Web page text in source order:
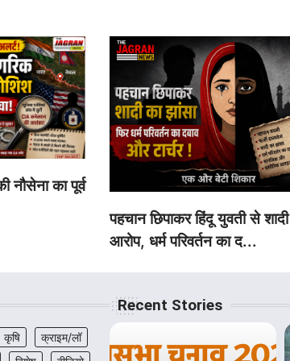
नौसेना का पूर्व
पहचान छिपाकर हिंदू युवती से
आरोप, धर्म परिवर्तन का द...
कृषि
क्राइम/लॉ
Recent Stories